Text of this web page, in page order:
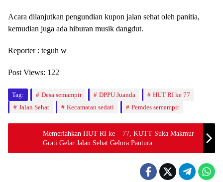
Acara dilanjutkan pengundian kupon jalan sehat oleh panitia,
kemudian juga ada hiburan musik dangdut.
Reporter : teguh w
Post Views: 122
Tag: Desa semampir DPPU Juanda
HUT RI ke 77
Jalan Sehat
Kecamatan sedati Pemdes semampir
Memeriahkan HUT RI ke – 77, KUTT Suka Makmur
Grati Gelar Jalan Sehat Gelora Pantura